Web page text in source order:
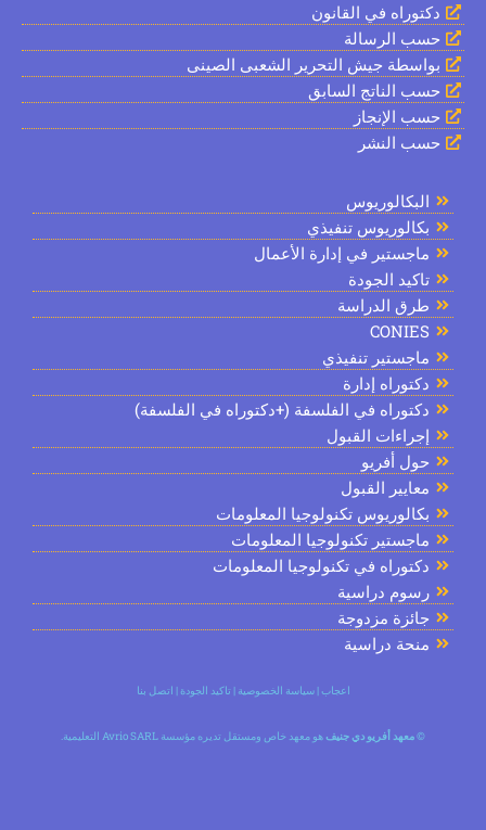
دكتوراه في القانون
حسب الرسالة
بواسطة جيش التحرير الشعبى الصينى
حسب الناتج السابق
حسب الإنجاز
حسب النشر
البكالوريوس
بكالوريوس تنفيذي
ماجستير في إدارة الأعمال
تاكيد الجودة
طرق الدراسة
CONIES
ماجستير تنفيذي
دكتوراه إدارة
دكتوراه في الفلسفة (+دكتوراه في الفلسفة)
إجراءات القبول
حول أفريو
معايير القبول
بكالوريوس تكنولوجيا المعلومات
ماجستير تكنولوجيا المعلومات
دكتوراه في تكنولوجيا المعلومات
رسوم دراسية
جائزة مزدوجة
منحة دراسية
اعجاب|سياسة الخصوصية |تاكيد الجودة| اتصل بنا
©معهد أفريو دي جنيفهو معهد خاص ومستقل تديره مؤسسة Avrio SARL التعليمية.